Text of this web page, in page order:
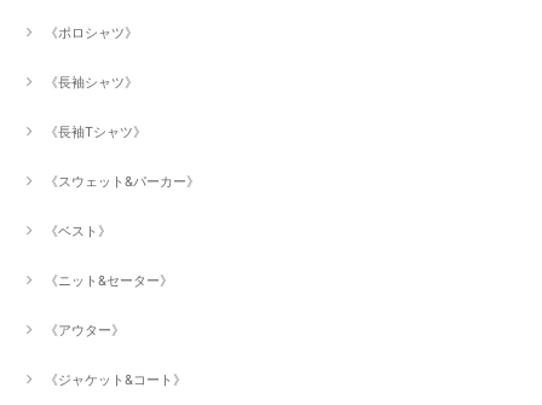
《ポロシャツ》
《長袖シャツ》
《長袖Tシャツ》
《スウェット&パーカー》
《ベスト》
《ニット&セーター》
《アウター》
《ジャケット&コート》